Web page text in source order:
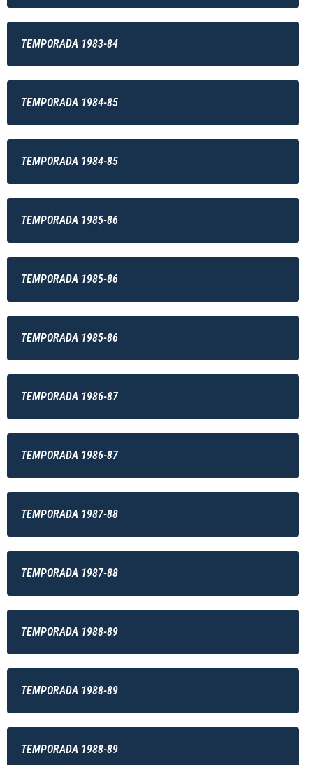
TEMPORADA 1983-84
TEMPORADA 1984-85
TEMPORADA 1984-85
TEMPORADA 1985-86
TEMPORADA 1985-86
TEMPORADA 1985-86
TEMPORADA 1986-87
TEMPORADA 1986-87
TEMPORADA 1987-88
TEMPORADA 1987-88
TEMPORADA 1988-89
TEMPORADA 1988-89
TEMPORADA 1988-89